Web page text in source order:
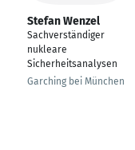
Stefan Wenzel
Sachverständiger
nukleare
Sicherheitsanalysen
Garching bei München